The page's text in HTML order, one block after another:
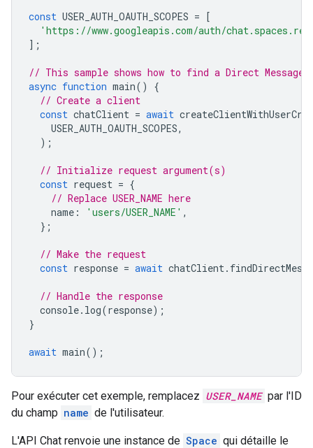
const USER_AUTH_OAUTH_SCOPES = [
'https://www.googleapis.com/auth/
];
// This sample shows how to find a Direct
async function main()
{
// Create a client
const chatClient = await
USER_AUTH_OAUTH_SCOPES,
);
// Initialize request argument(s)
const request = {
// Replace USER_NAME here
name : 'users/USER_NAME' ,
};
// Make the request
const response = await chatClient.
// Handle the response
console. log(response);
}
await main();
Pour exécuter cet exemple, remplacez USER_NAME par l'ID
du champ name de l'utilisateur.
L'API Chat renvoie une instance de Space qui détaille le